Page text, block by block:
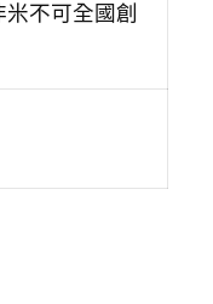
不可全國創